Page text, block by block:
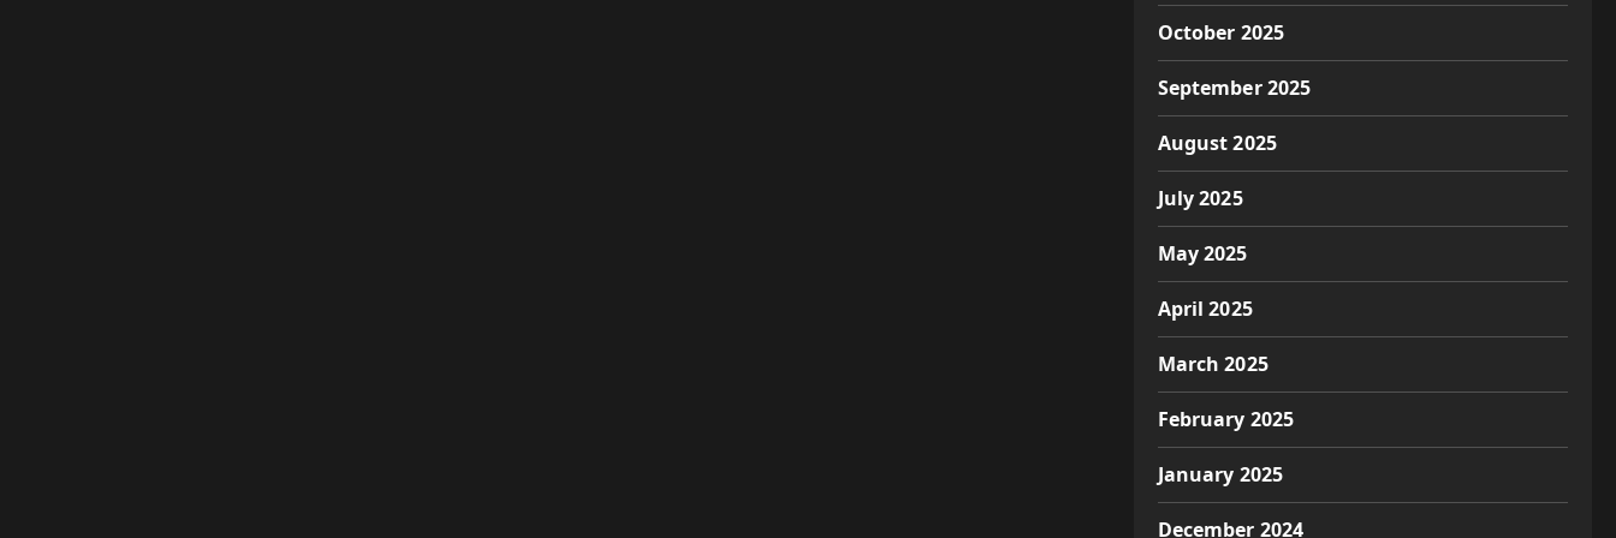
October 2025
September 2025
August 2025
July 2025
May 2025
April 2025
March 2025
February 2025
January 2025
December 2024